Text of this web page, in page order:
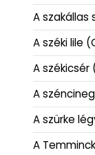
A
A széki lile
A
A
A szürke
A